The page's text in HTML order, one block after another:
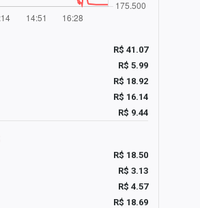
R$ 41.07
R$ 5.99
R$ 18.92
R$ 16.14
R$ 9.44
R$ 18.50
R$ 3.13
R$ 4.57
R$ 18.69